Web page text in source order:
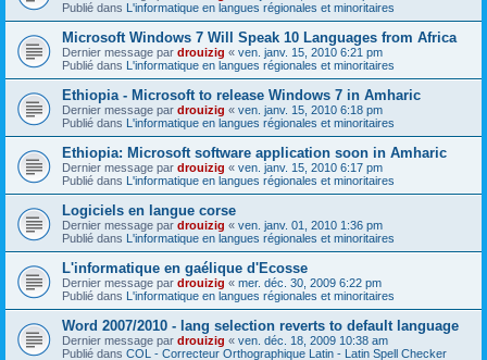
Publié dans L'informatique en langues régionales et minoritaires
Microsoft Windows 7 Will Speak 10 Languages from Africa
Dernier message par drouizig « ven. janv. 15, 2010 6:21 pm
Publié dans L'informatique en langues régionales et minoritaires
Ethiopia - Microsoft to release Windows 7 in Amharic
Dernier message par drouizig « ven. janv. 15, 2010 6:18 pm
Publié dans L'informatique en langues régionales et minoritaires
Ethiopia: Microsoft software application soon in Amharic
Dernier message par drouizig « ven. janv. 15, 2010 6:17 pm
Publié dans L'informatique en langues régionales et minoritaires
Logiciels en langue corse
Dernier message par drouizig « ven. janv. 01, 2010 1:36 pm
Publié dans L'informatique en langues régionales et minoritaires
L'informatique en gaélique d'Ecosse
Dernier message par drouizig « mer. déc. 30, 2009 6:22 pm
Publié dans L'informatique en langues régionales et minoritaires
Word 2007/2010 - lang selection reverts to default language
Dernier message par drouizig « ven. déc. 18, 2009 10:38 am
Publié dans COL - Correcteur Orthographique Latin - Latin Spell Checker